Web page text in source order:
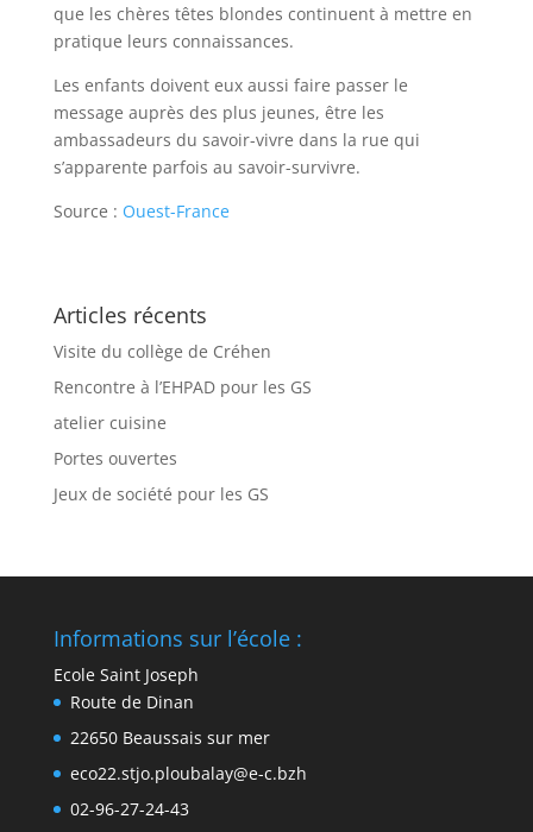
que les chères têtes blondes continuent à mettre en
pratique leurs connaissances.
Les enfants doivent eux aussi faire passer le
message auprès des plus jeunes, être les
ambassadeurs du savoir-vivre dans la rue qui
s’apparente parfois au savoir-survivre.
Source : Ouest-France
Articles récents
Visite du collège de Créhen
Rencontre à l’EHPAD pour les GS
atelier cuisine
Portes ouvertes
Jeux de société pour les GS
Informations sur l’école :
Ecole Saint Joseph
Route de Dinan
22650 Beaussais sur mer
eco22.stjo.ploubalay@e-c.bzh
02-96-27-24-43